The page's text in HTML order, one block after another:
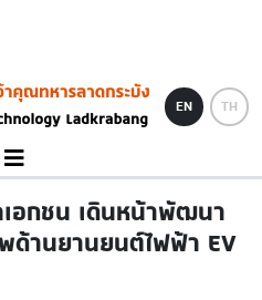
EN TH
อกชน เดินหน้าพัฒนา
ด้านยานยนต์ไฟฟ้า EV